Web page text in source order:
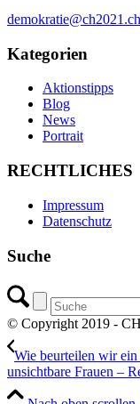
demokratie@ch2021.ch
Kategorien
Aktionstipps
Blog
News
Portrait
RECHTLICHES
Impressum
Datenschutz
Suche
© Copyright 2019 -
Wie beurteilen wir ein
unsichtbare Frauen –